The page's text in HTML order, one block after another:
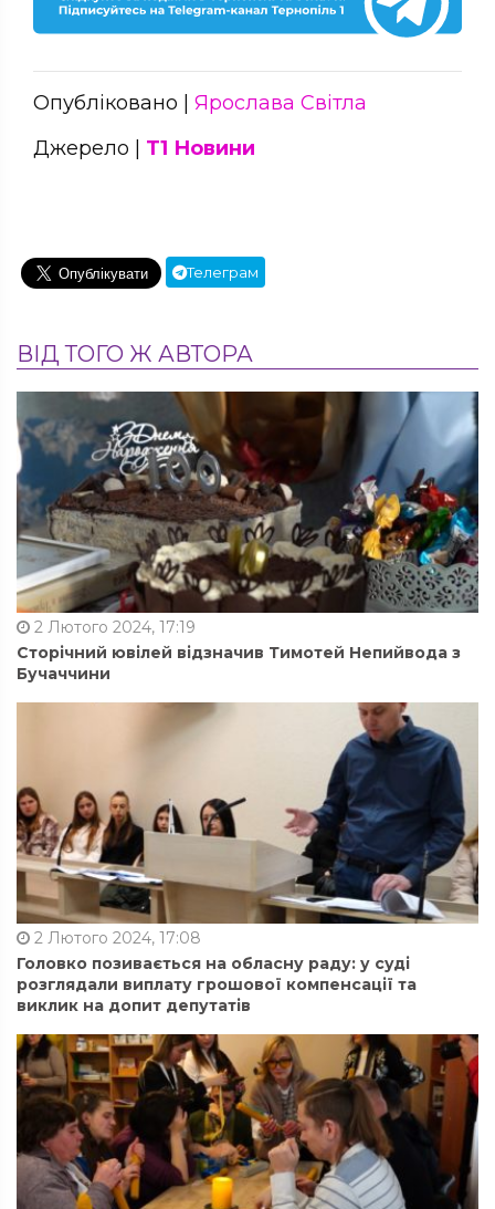
Опубліковано | Ярослава Світла
Джерело | Т1 Новини
Телеграм
ВІД ТОГО Ж АВТОРА
2 Лютого 2024, 17:19
Сторічний ювілей відзначив Тимотей Непийвода з
Бучаччини
2 Лютого 2024, 17:08
Головко позивається на обласну раду: у суді
розглядали виплату грошової компенсації та
виклик на допит депутатів